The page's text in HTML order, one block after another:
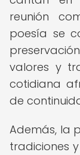
reunión
poesía se
valores y
cotidiana
de
Además, la
tradiciones